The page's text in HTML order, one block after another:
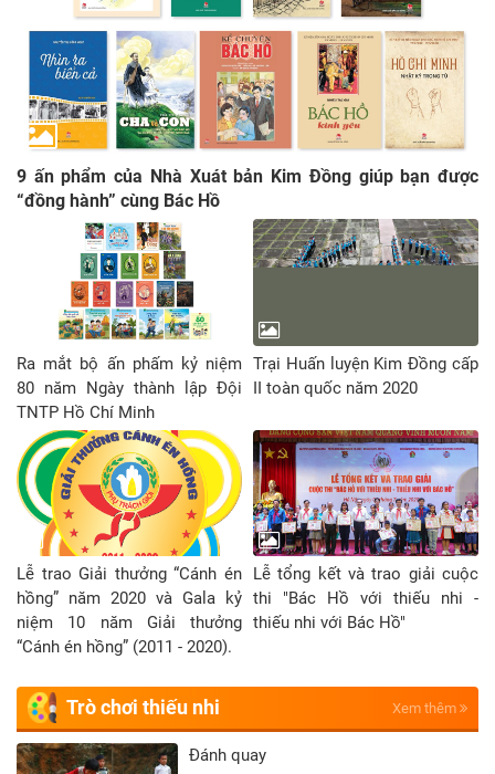
9 ấn phẩm của Nhà Xuát bản Kim Đồng giúp bạn được
“đồng hành” cùng Bác Hồ
Ra mắt bộ ấn phấm kỷ niệm
80 năm Ngày thành lập Đội
TNTP Hồ Chí Minh
Trại Huấn luyện Kim Đồng cấp
II toàn quốc năm 2020
Lễ trao Giải thưởng “Cánh én
hồng” năm 2020 và Gala kỷ
niệm 10 năm Giải thưởng
“Cánh én hồng” (2011 - 2020).
Lễ tổng kết và trao giải cuộc
thi "Bác Hồ với thiếu nhi -
thiếu nhi với Bác Hồ"
Trò chơi thiếu nhi Xem thêm
Đánh quay